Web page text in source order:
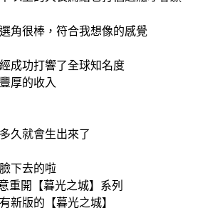
角很棒，符合我想像的感覺
成功打響了全球知名度
厚的收入
久就會生出來了
下去的啦
重開【暮光之城】系列
新版的【暮光之城】